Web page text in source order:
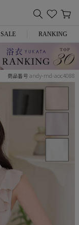
SALE RANKING
商品番号 andy-md-aoc4088